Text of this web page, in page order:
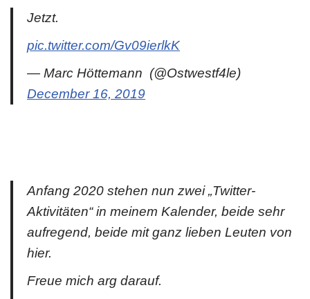
Jetzt.
pic.twitter.com/Gv09ierlkK
— Marc Höttemann ‍ (@Ostwestf4le)
December 16, 2019
Anfang 2020 stehen nun zwei „Twitter-
Aktivitäten“ in meinem Kalender, beide sehr
aufregend, beide mit ganz lieben Leuten von
hier.
Freue mich arg darauf.